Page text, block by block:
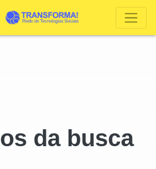
da busca